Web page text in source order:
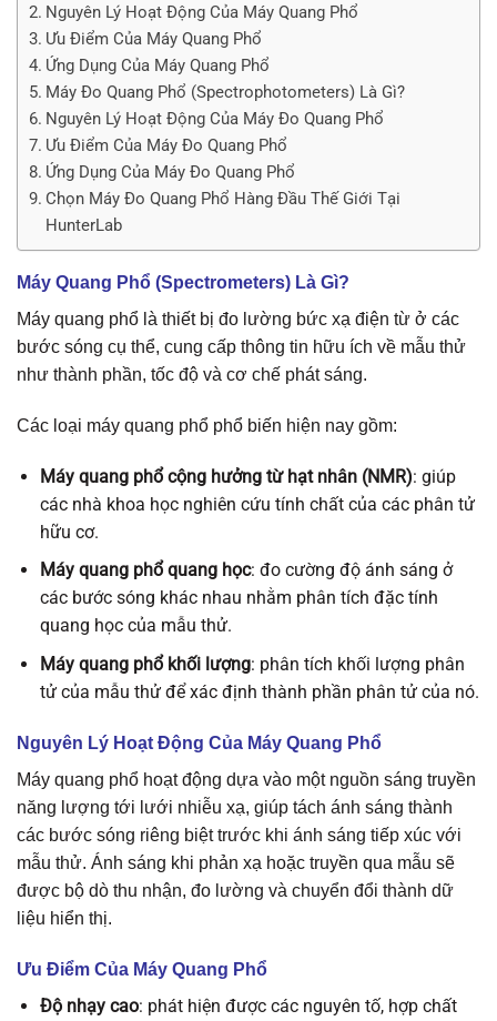
Nguyên Lý Hoạt Động Của Máy Quang Phổ
Ưu Điểm Của Máy Quang Phổ
Ứng Dụng Của Máy Quang Phổ
Máy Đo Quang Phổ (Spectrophotometers) Là Gì?
Nguyên Lý Hoạt Động Của Máy Đo Quang Phổ
Ưu Điểm Của Máy Đo Quang Phổ
Ứng Dụng Của Máy Đo Quang Phổ
Chọn Máy Đo Quang Phổ Hàng Đầu Thế Giới Tại
HunterLab
Máy Quang Phổ (Spectrometers) Là Gì?
Máy quang phổ là thiết bị đo lường bức xạ điện từ ở các
bước sóng cụ thể, cung cấp thông tin hữu ích về mẫu thử
như thành phần, tốc độ và cơ chế phát sáng.
Các loại máy quang phổ phổ biến hiện nay gồm:
Máy quang phổ cộng hưởng từ hạt nhân (NMR): giúp
các nhà khoa học nghiên cứu tính chất của các phân tử
hữu cơ.
Máy quang phổ quang học: đo cường độ ánh sáng ở
các bước sóng khác nhau nhằm phân tích đặc tính
quang học của mẫu thử.
Máy quang phổ khối lượng: phân tích khối lượng phân
tử của mẫu thử để xác định thành phần phân tử của nó.
Nguyên Lý Hoạt Động Của Máy Quang Phổ
Máy quang phổ hoạt động dựa vào một nguồn sáng truyền
năng lượng tới lưới nhiễu xạ, giúp tách ánh sáng thành
các bước sóng riêng biệt trước khi ánh sáng tiếp xúc với
mẫu thử. Ánh sáng khi phản xạ hoặc truyền qua mẫu sẽ
được bộ dò thu nhận, đo lường và chuyển đổi thành dữ
liệu hiển thị.
Ưu Điểm Của Máy Quang Phổ
Độ nhạy cao: phát hiện được các nguyên tố, hợp chất